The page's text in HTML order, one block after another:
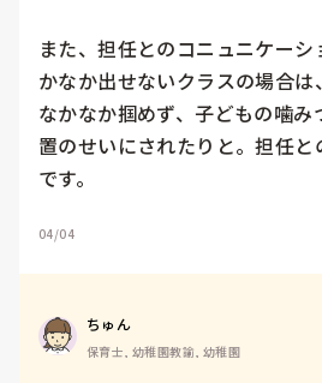
また、担任とのコニュニケー
かなか出せないクラスの場合
なかなか掴めず、子どもの噛
置のせいにされたりと。担任
です。
04/04
ちゅん
保育士, 幼稚園教諭, 幼稚園